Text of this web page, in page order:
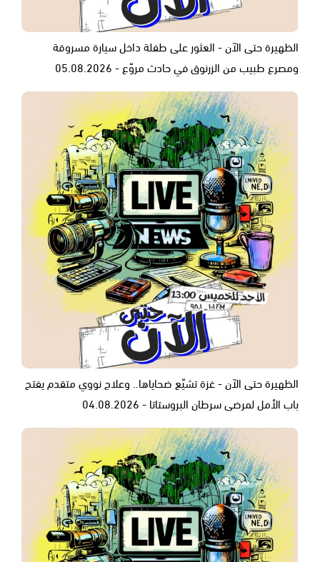
الظهيرة حتى الآن - العثور على طفلة داخل سيارة مسروقة
ومصرع طبيب من الزرنوق في حادث مروّع - 05.08.2026
الظهيرة حتى الآن - غزة تشيّع ضحاياها.. وعلاج نووي متقدم يفتح
باب الأمل لمرضى سرطان البروستاتا - 04.08.2026